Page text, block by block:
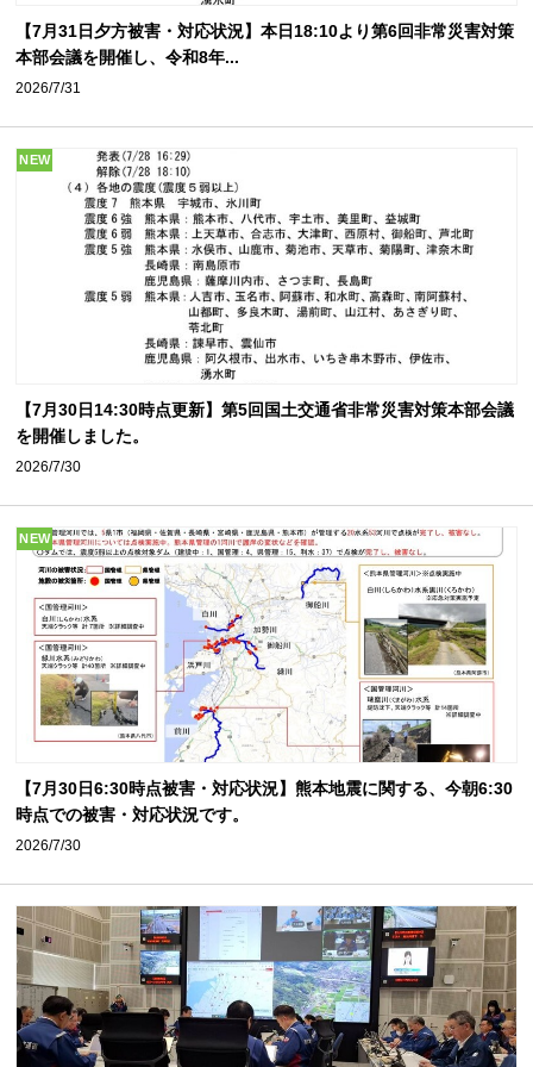
【7月31日夕方被害・対応状況】本日18:10より第6回非常災害対策
本部会議を開催し、令和8年...
2026/7/31
NEW
【7月30日14:30時点更新】第5回国土交通省非常災害対策本部会議
を開催しました。
2026/7/30
NEW
【7月30日6:30時点被害・対応状況】熊本地震に関する、今朝6:30
時点での被害・対応状況です。
2026/7/30